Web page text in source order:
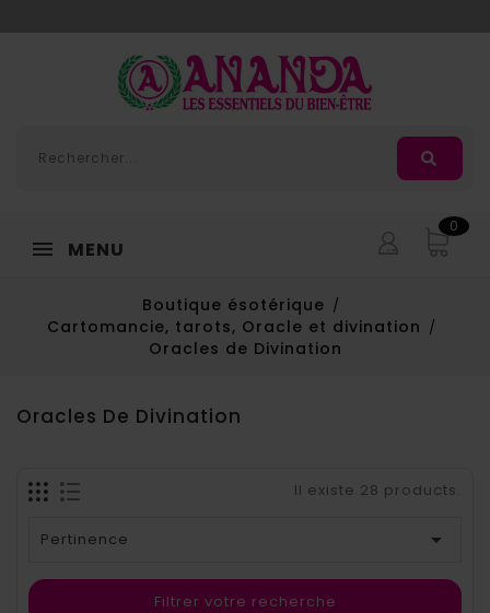
MENU
0
Boutique ésotérique
Cartomancie, tarots, Oracle et divination
Oracles de Divination
Oracles De Divination
Il existe 28 products.
Pertinence 
Filtrer votre recherche